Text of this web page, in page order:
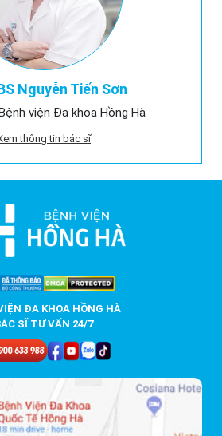
Nguyễn Tiến Sơn
viện Đa khoa Hồng Hà
thông tin bác sĩ
ĐA KHOA HỒNG HÀ
SĨ TƯ VẤN 24/7